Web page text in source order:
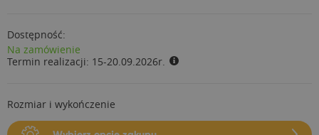
Dostępność:
Na zamówienie
Termin realizacji: 15-20.09.2026r.
Rozmiar i wykończenie